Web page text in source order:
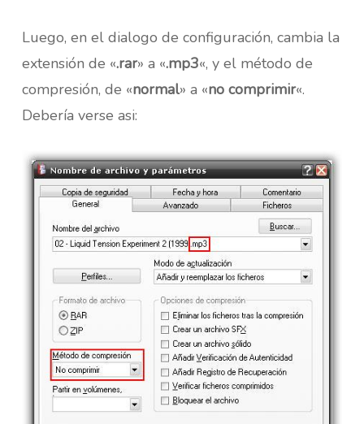
Luego, en el dialogo de configuración, cambia la
extensión de «.rar» a «.mp3«, y el método de
compresión, de «normal» a «no comprimir«.
Debería verse asi: